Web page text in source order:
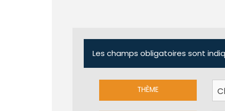
Les champs obligatoires sont
THÈME